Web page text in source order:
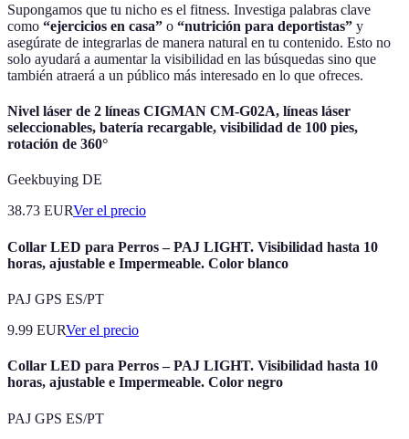
Supongamos que tu nicho es el fitness. Investiga palabras clave
como “ejercicios en casa” o “nutrición para deportistas” y
asegúrate de integrarlas de manera natural en tu contenido. Esto no
solo ayudará a aumentar la visibilidad en las búsquedas sino que
también atraerá a un público más interesado en lo que ofreces.
Nivel láser de 2 líneas CIGMAN CM-G02A, líneas láser
seleccionables, batería recargable, visibilidad de 100 pies,
rotación de 360°
Geekbuying DE
38.73 EURVer el precio
Collar LED para Perros – PAJ LIGHT. Visibilidad hasta 10
horas, ajustable e Impermeable. Color blanco
PAJ GPS ES/PT
9.99 EURVer el precio
Collar LED para Perros – PAJ LIGHT. Visibilidad hasta 10
horas, ajustable e Impermeable. Color negro
PAJ GPS ES/PT